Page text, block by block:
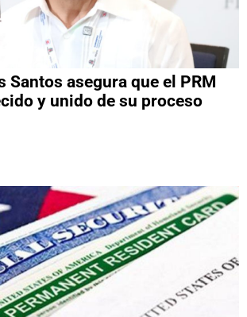
Santos asegura que el PRM
y unido de su proceso